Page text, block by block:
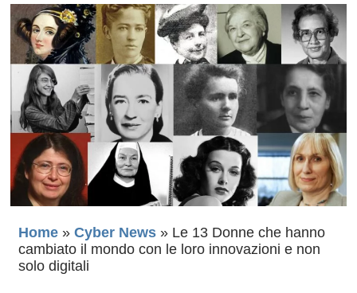
Home » Cyber News » Le 13 Donne che hanno
cambiato il mondo con le loro innovazioni e non
solo digitali